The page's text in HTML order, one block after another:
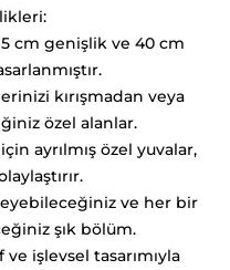
cm genişlik ve 40 cm
kırışmadan veya
özel alanlar.
ayrılmış özel yuvalar,
ve her bir
şık bölüm.
işlevsel tasarımıyla